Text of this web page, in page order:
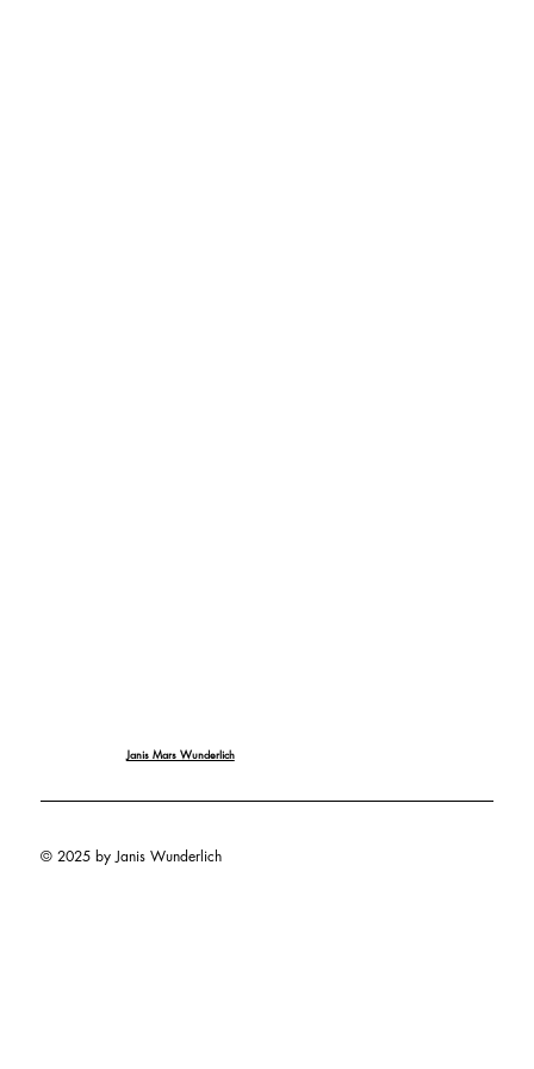
© 2025 by Janis Wunderlich
Janis Mars Wunderlich